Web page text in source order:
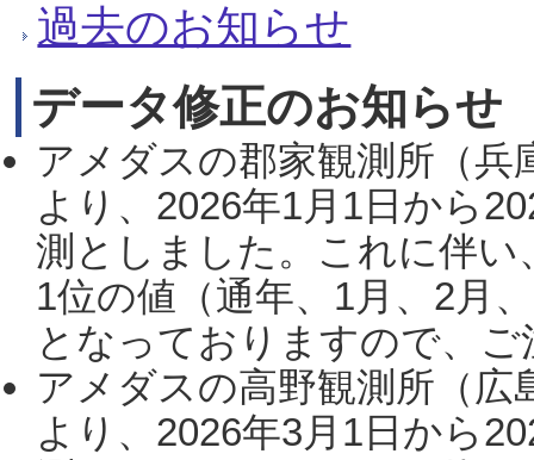
過去のお知らせ
データ修正のお知らせ
アメダスの郡家観測所（
より、2026年1月1日から
測としました。これに伴い
1位の値（通年、1月、2月
となっておりますので、
アメダスの高野観測所（
より、2026年3月1日から